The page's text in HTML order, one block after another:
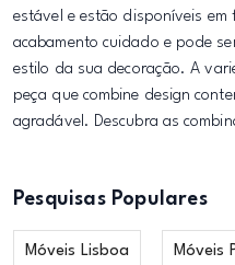
estável e estão disponíveis
acabamento cuidado e pode
estilo da sua decoração. A
peça que combine design
agradável. Descubra as
Pesquisas Populares
Móveis Lisboa Móveis